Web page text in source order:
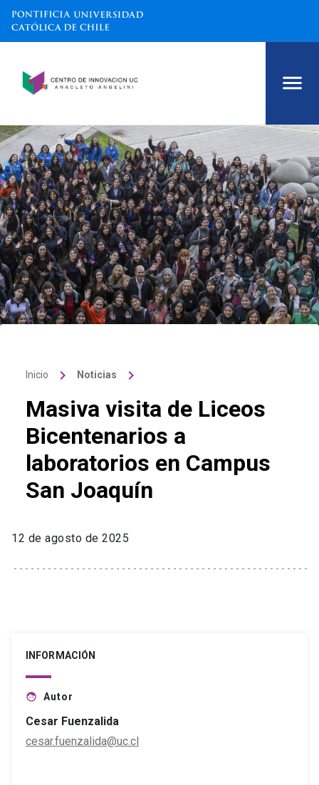
Inicio keyboard_arrow_right Noticias keyboard_arrow_right
Masiva visita de Liceos
Bicentenarios a
laboratorios en Campus
San Joaquín
12 de agosto de 2025
INFORMACIÓN
face Autor
Cesar Fuenzalida
cesar.fuenzalida@uc.cl